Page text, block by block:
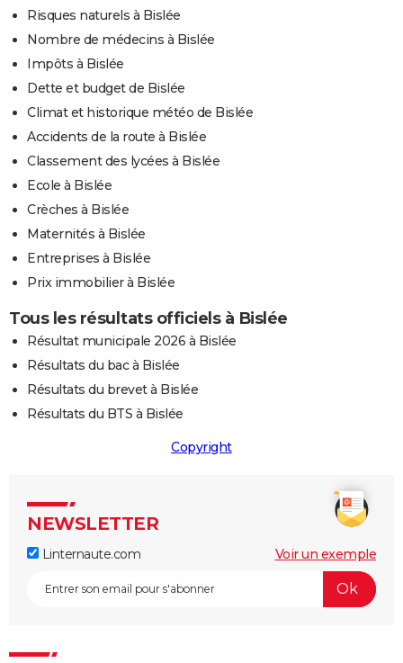
Risques naturels à Bislée
Nombre de médecins à Bislée
Impôts à Bislée
Dette et budget de Bislée
Climat et historique météo de Bislée
Accidents de la route à Bislée
Classement des lycées à Bislée
Ecole à Bislée
Crèches à Bislée
Maternités à Bislée
Entreprises à Bislée
Prix immobilier à Bislée
Tous les résultats officiels à Bislée
Résultat municipale 2026 à Bislée
Résultats du bac à Bislée
Résultats du brevet à Bislée
Résultats du BTS à Bislée
Copyright
NEWSLETTER
Linternaute.com Voir un exemple